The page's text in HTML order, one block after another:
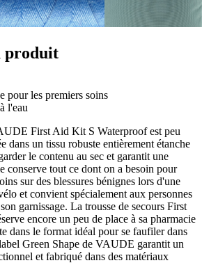
produit
pour les premiers soins
l'eau
First Aid Kit S Waterproof est peu
dans un tissu robuste entièrement étanche
le contenu au sec et garantit une
conserve tout ce dont on a besoin pour
sur des blessures bénignes lors d'une
et convient spécialement aux personnes
garnissage. La trousse de secours First
encore un peu de place à sa pharmacie
dans le format idéal pour se faufiler dans
Green Shape de VAUDE garantit un
et fabriqué dans des matériaux